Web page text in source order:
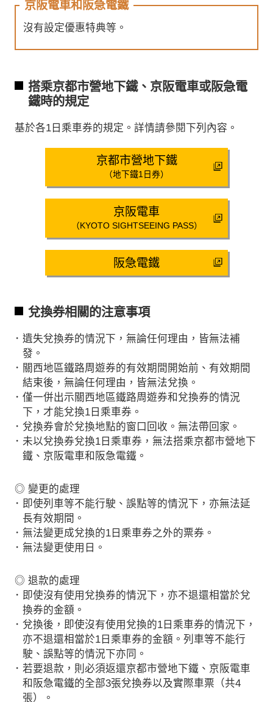
京阪電車和阪急電鐵
沒有設定優惠特典等。
搭乘京都市營地下鐵、京阪電車或阪急電
鐵時的規定
基於各1日乘車券的規定。詳情請參閱下列內容。
京都市營地下鐵
（地下鐵1日券）
京阪電車
（KYOTO SIGHTSEEING PASS）
阪急電鐵
兌換券相關的注意事項
･ 遺失兌換券的情況下，無論任何理由，皆無法補
發。
･ 關西地區鐵路周遊券的有效期間開始前、有效期間
結束後，無論任何理由，皆無法兌換。
･ 僅一併出示關西地區鐵路周遊券和兌換券的情況
下，才能兌換1日乘車券。
･ 兌換券會於兌換地點的窗口回收。無法帶回家。
･ 未以兌換券兌換1日乘車券，無法搭乘京都市營地下
鐵、京阪電車和阪急電鐵。
◎ 變更的處理
･ 即使列車等不能行駛、誤點等的情況下，亦無法延
長有效期間。
･ 無法變更成兌換的1日乘車券之外的票券。
･ 無法變更使用日。
◎ 退款的處理
･ 即使沒有使用兌換券的情況下，亦不退還相當於兌
換券的金額。
･ 兌換後，即使沒有使用兌換的1日乘車券的情況下，
亦不退還相當於1日乘車券的金額。列車等不能行
駛、誤點等的情況下亦同。
･ 若要退款，則必須返還京都市營地下鐵、京阪電車
和阪急電鐵的全部3張兌換券以及實際車票（共4
張）。